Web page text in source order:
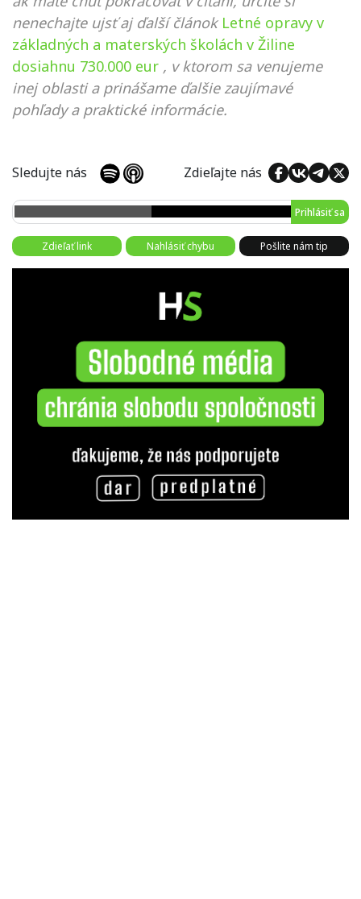
nenechajte ujsť aj ďalší článok Letné opravy v
základných a materských školách v Žiline
dosiahnu 730.000 eur , v ktorom sa venujeme
inej oblasti a prinášame ďalšie zaujímavé
pohľady a praktické informácie.
Sledujte nás Zdieľajte nás
Prihlásiť sa
Zdieľať link Nahlásiť chybu Pošlite nám tip